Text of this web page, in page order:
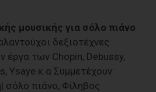
μουσικής για σόλο πιάνο
δεξιοτέχνες
έργα των Chopin, Debussy,
Ysaye κ.α Συμμετέχουν:
σόλο πιάνο, Φίληβος